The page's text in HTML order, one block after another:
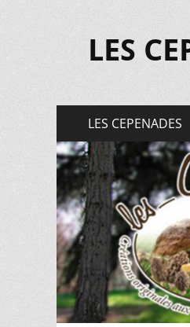
LES
Menu
principal
contenu
LES CEPENADES